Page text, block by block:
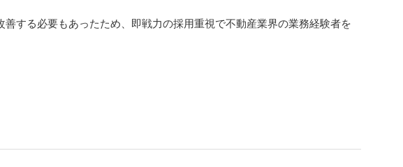
する必要もあったため、即戦力の採用重視で不動産業界の業務経験者を